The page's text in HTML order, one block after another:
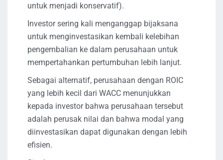
untuk menjadi konservatif).
Investor sering kali menganggap bijaksana
untuk menginvestasikan kembali kelebihan
pengembalian ke dalam perusahaan untuk
mempertahankan pertumbuhan lebih lanjut.
Sebagai alternatif, perusahaan dengan ROIC
yang lebih kecil dari WACC menunjukkan
kepada investor bahwa perusahaan tersebut
adalah perusak nilai dan bahwa modal yang
diinvestasikan dapat digunakan dengan lebih
efisien.